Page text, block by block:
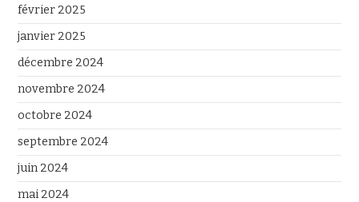
février 2025
janvier 2025
décembre 2024
novembre 2024
octobre 2024
septembre 2024
juin 2024
mai 2024